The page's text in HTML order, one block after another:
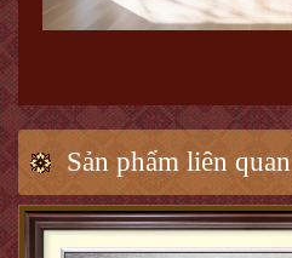
Sản phẩm liên quan